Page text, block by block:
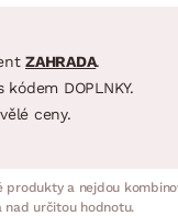
ZAHRADA.
kódem DOPLNKY.
ceny.
produkty a nejdou
nad určitou hodnotu.